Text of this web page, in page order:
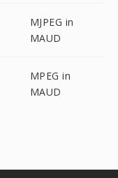
MJPEG in
MAUD
MPEG in
MAUD